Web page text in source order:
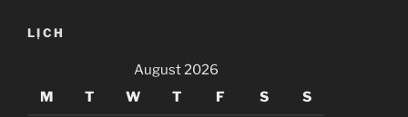
LỊCH
August 2026
M
T W T F S S